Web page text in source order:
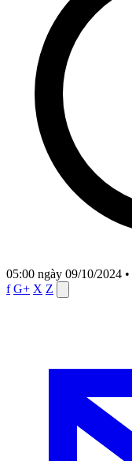
05:00 ngày 09/10/2024 •
f G+ X Z